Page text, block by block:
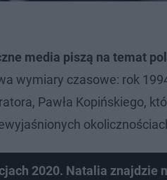
media piszą na temat
wymiary czasowe: rok
Pawła Kopińskiego,
2020. Natalia znajdzie